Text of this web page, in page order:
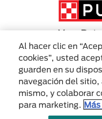
Menu Footer
All Nestlé Purina trademarks
Vevey, Switzerland
Políticas sobre
Al hacer clic en
cookies”, usted
guarden en su
navegación del sitio,
mismo, y colaborar
para marketing.